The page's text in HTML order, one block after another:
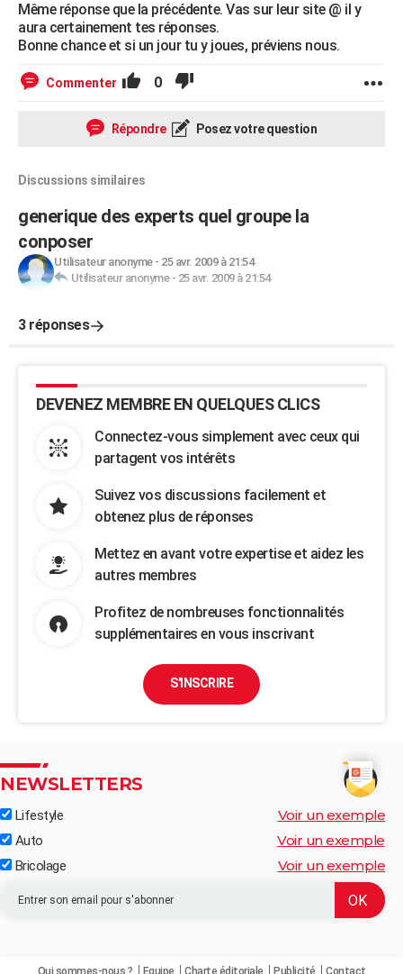
Même réponse que la précédente. Vas sur leur site @ il y
aura certainement tes réponses.
Bonne chance et si un jour tu y joues, préviens nous.
Commenter 0
Répondre Posez votre question
Discussions similaires
generique des experts quel groupe la
conposer
Utilisateur anonyme- 25 avr. 2009 à 21:54
Utilisateur anonyme- 25 avr. 2009 à 21:54
3 réponses
DEVENEZ MEMBRE EN QUELQUES CLICS
Connectez-vous simplement avec ceux qui
partagent vos intérêts
Suivez vos discussions facilement et
obtenez plus de réponses
Mettez en avant votre expertise et aidez les
autres membres
Profitez de nombreuses fonctionnalités
supplémentaires en vous inscrivant
S'INSCRIRE
NEWSLETTERS
Lifestyle Voir un exemple
Auto Voir un exemple
Bricolage Voir un exemple
Qui sommes-nous ? Equipe Charte éditoriale Publicité Contact